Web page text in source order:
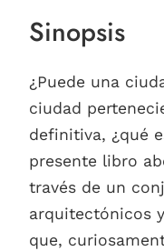
Sinopsis
¿Puede una
ciudad
definitiva, ¿qué
presente libro
través de un
arquitectónicos
que,